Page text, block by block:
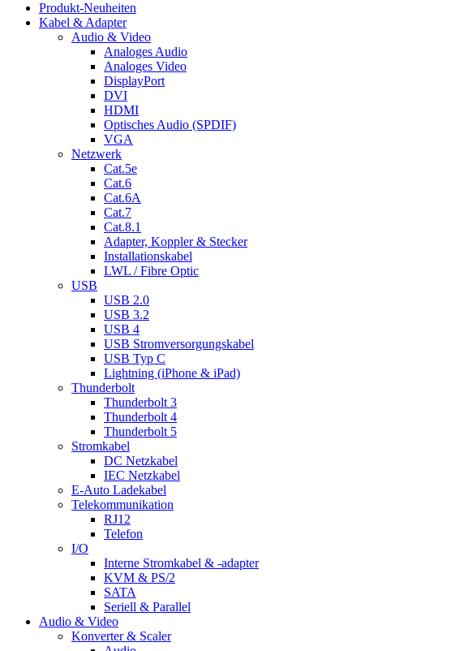
Produkt-Neuheiten
Kabel & Adapter
Audio & Video
Analoges Audio
Analoges Video
DisplayPort
DVI
HDMI
Optisches Audio (SPDIF)
VGA
Netzwerk
Cat.5e
Cat.6
Cat.6A
Cat.7
Cat.8.1
Adapter, Koppler & Stecker
Installationskabel
LWL / Fibre Optic
USB
USB 2.0
USB 3.2
USB 4
USB Stromversorgungskabel
USB Typ C
Lightning (iPhone & iPad)
Thunderbolt
Thunderbolt 3
Thunderbolt 4
Thunderbolt 5
Stromkabel
DC Netzkabel
IEC Netzkabel
E-Auto Ladekabel
Telekommunikation
RJ12
Telefon
I/O
Interne Stromkabel & -adapter
KVM & PS/2
SATA
Seriell & Parallel
Audio & Video
Konverter & Scaler